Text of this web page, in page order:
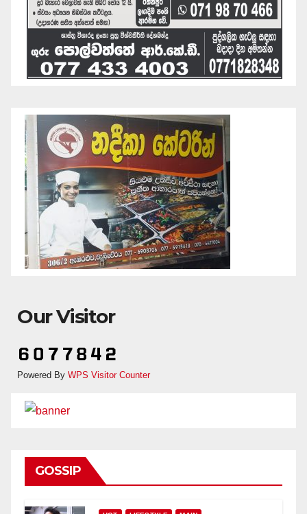
Our Visitor
Powered By WPS Visitor Counter
GOSSIP